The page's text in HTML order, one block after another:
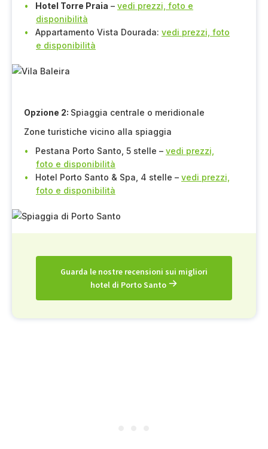
Hotel Torre Praia – vedi prezzi, foto e
disponibilità
Appartamento Vista Dourada: vedi prezzi, foto
e disponibilità
Opzione 2: Spiaggia centrale o meridionale
Zone turistiche vicino alla spiaggia
Pestana Porto Santo, 5 stelle – vedi prezzi,
foto e disponibilità
Hotel Porto Santo & Spa, 4 stelle – vedi prezzi,
foto e disponibilità
Guarda le nostre recensioni sui migliori
hotel di Porto Santo